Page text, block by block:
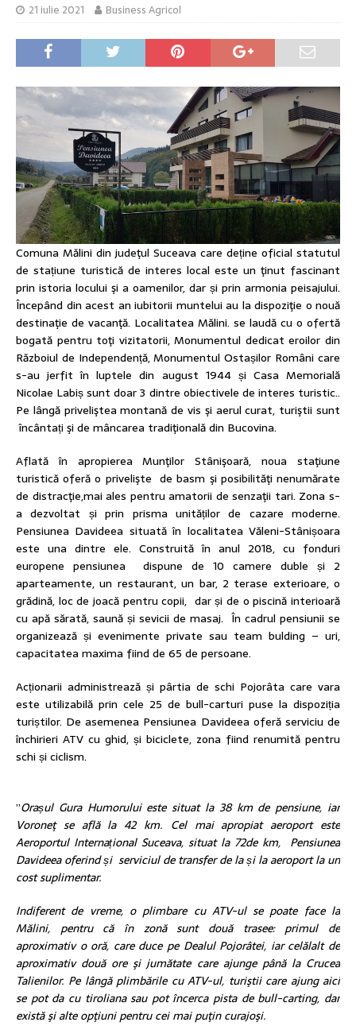
21 iulie 2021 Business Agricol
Comuna Mălini din judeţul Suceava care deține oficial statutul
de stațiune turistică de interes local este un ţinut fascinant
prin istoria locului şi a oamenilor, dar și prin armonia peisajului.
Începând din acest an iubitorii muntelui au la dispoziţie o nouă
destinaţie de vacanţă. Localitatea Mălini. se laudă cu o ofertă
bogată pentru toţi vizitatorii, Monumentul dedicat eroilor din
Războiul de Independență, Monumentul Ostașilor Români care
s-au jerfit în luptele din august 1944 și Casa Memorială
Nicolae Labiș sunt doar 3 dintre obiectivele de interes turistic..
Pe lângă priveliştea montană de vis şi aerul curat, turiştii sunt
încântați şi de mâncarea tradiţională din Bucovina.
Aflată în apropierea Munţilor Stânişoară, noua staţiune
turistică oferă o privelişte de basm şi posibilităţi nenumărate
de distracţie,mai ales pentru amatorii de senzaţii tari. Zona s-
a dezvoltat și prin prisma unităților de cazare moderne.
Pensiunea Davideea situată în localitatea Văleni-Stânișoara
este una dintre ele. Construită în anul 2018, cu fonduri
europene pensiunea dispune de 10 camere duble și 2
aparteamente, un restaurant, un bar, 2 terase exterioare, o
grădină, loc de joacă pentru copii, dar și de o piscină interioară
cu apă sărată, saună și sevicii de masaj. În cadrul pensiunii se
organizează și evenimente private sau team bulding – uri,
capacitatea maxima fiind de 65 de persoane.
Acționarii administrează și pârtia de schi Pojorâta care vara
este utilizabilă prin cele 25 de bull-carturi puse la dispoziția
turiștilor. De asemenea Pensiunea Davideea oferă serviciu de
închirieri ATV cu ghid, și biciclete, zona fiind renumită pentru
schi și ciclism.
”Orașul Gura Humorului este situat la 38 km de pensiune, iar
Voroneţ se află la 42 km. Cel mai apropiat aeroport este
Aeroportul Internațional Suceava, situat la 72de km, Pensiunea
Davideea oferind și serviciul de transfer de la și la aeroport la un
cost suplimentar.
Indiferent de vreme, o plimbare cu ATV-ul se poate face la
Mălini, pentru că în zonă sunt două trasee: primul de
aproximativ o oră, care duce pe Dealul Pojorâtei, iar celălalt de
aproximativ două ore şi jumătate care ajunge până la Crucea
Talienilor. Pe lângă plimbările cu ATV-ul, turiştii care ajung aici
se pot da cu tiroliana sau pot încerca pista de bull-carting, dar
există şi alte opţiuni pentru cei mai puţin curajoşi.